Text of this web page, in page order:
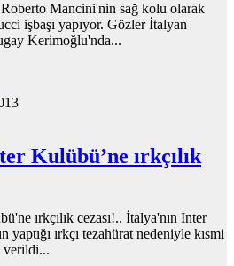
Mancini'nin sağ kolu olarak
işbaşı yapıyor. Gözler İtalyan
Kerimoğlu'nda...
Kulübü’ne ırkçılık
ırkçılık cezası!.. İtalya'nın Inter
yaptığı ırkçı tezahürat nedeniyle kısmi
verildi...